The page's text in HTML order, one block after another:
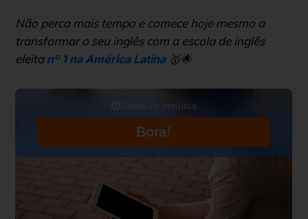
Não perca mais tempo e comece hoje mesmo a
transformar o seu inglês com a escola de inglês
eleita nº 1 na América Latina🥇🌟